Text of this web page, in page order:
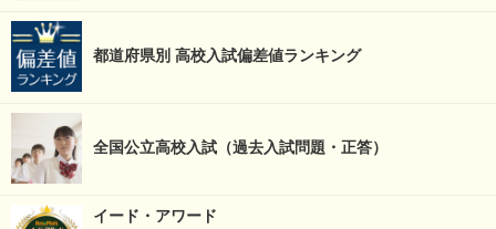
都道府県別 高校入試偏差値ランキング
全国公立高校入試（過去入試問題・正答）
イード・アワード